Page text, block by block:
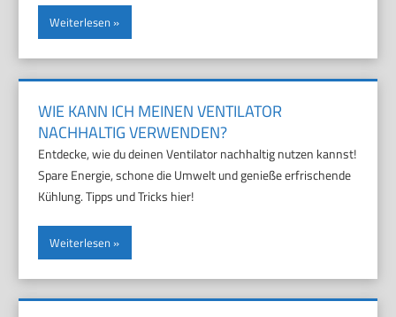
Weiterlesen
WIE KANN ICH MEINEN VENTILATOR
NACHHALTIG VERWENDEN?
Entdecke, wie du deinen Ventilator nachhaltig nutzen kannst!
Spare Energie, schone die Umwelt und genieße erfrischende
Kühlung. Tipps und Tricks hier!
Weiterlesen